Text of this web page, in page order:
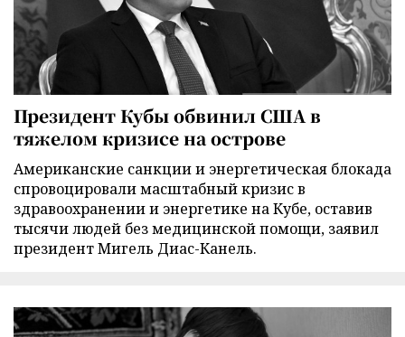
Президент Кубы обвинил США в
тяжелом кризисе на острове
Американские санкции и энергетическая блокада
спровоцировали масштабный кризис в
здравоохранении и энергетике на Кубе, оставив
тысячи людей без медицинской помощи, заявил
президент Мигель Диас-Канель.